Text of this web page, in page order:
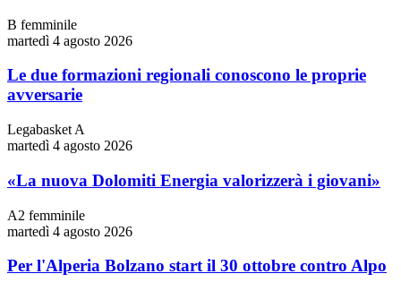
B femminile
martedì 4 agosto 2026
Le due formazioni regionali conoscono le proprie
avversarie
Legabasket A
martedì 4 agosto 2026
«La nuova Dolomiti Energia valorizzerà i giovani»
A2 femminile
martedì 4 agosto 2026
Per l'Alperia Bolzano start il 30 ottobre contro Alpo